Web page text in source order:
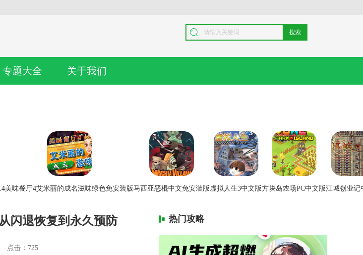
搜索
专题大全 关于我们
美味餐厅4艾米丽的成名滋味绿色免安装版马西亚恶棍中文免安装版 虚拟人生3中文版方块岛农场PC中文版江城创业记
闪退恢复到永久预防
点击： 725
热门攻略